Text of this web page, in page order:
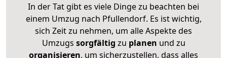
In der Tat gibt es viele Dinge zu beachten bei
einem Umzug nach Pfullendorf. Es ist wichtig,
sich Zeit zu nehmen, um alle Aspekte des
Umzugs sorgfältig zu planen und zu
organisieren, um sicherzustellen, dass alles